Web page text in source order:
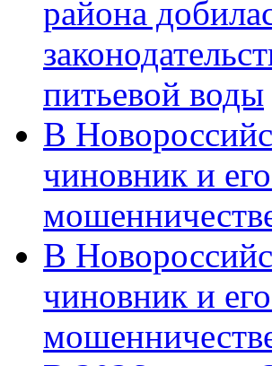
района
питьевой воды
В
чиновник и
В
чиновник и